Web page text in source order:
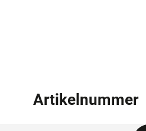
Artikelnummer